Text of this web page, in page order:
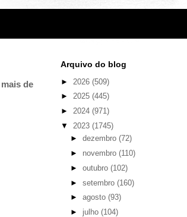
de
Arquivo do blog
► 2026 (509)
► 2025 (445)
► 2024 (971)
▼ 2023 (1745)
► dezembro (72)
► novembro (110)
► outubro (102)
► setembro (160)
► agosto (93)
► julho (104)